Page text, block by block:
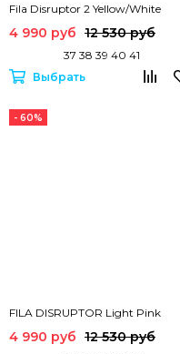
Fila Disruptor 2 Yellow/White
4 990 руб 12 530 руб
37 38 39 40 41
Выбрать
- 60%
FILA DISRUPTOR Light Pink
4 990 руб 12 530 руб